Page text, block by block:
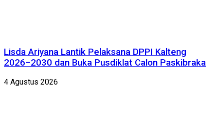
Lisda Ariyana Lantik Pelaksana DPPI Kalteng
2026–2030 dan Buka Pusdiklat Calon Paskibraka
4 Agustus 2026